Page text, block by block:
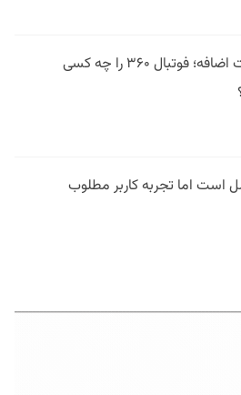
فیلتر در وقت اضافه؛ فوتبال ۳۶۰ را چه کسی
است اما تجربه کاربر مطلوب